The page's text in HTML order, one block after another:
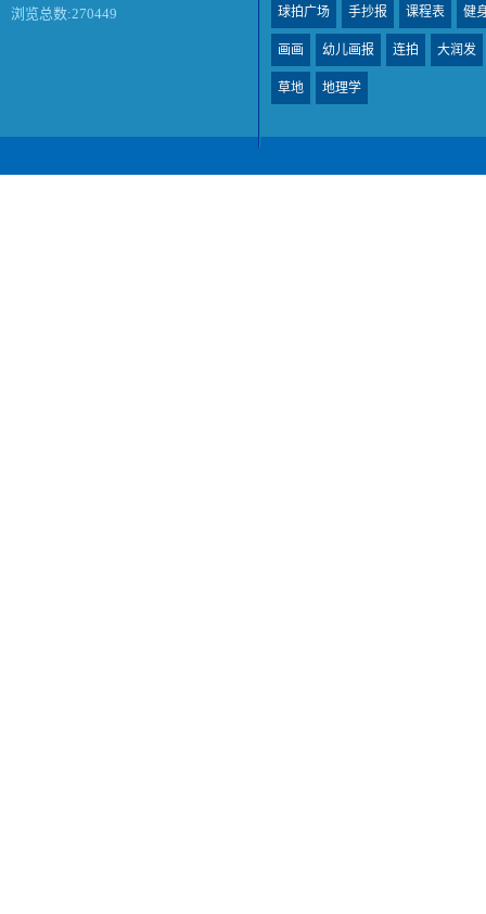
浏览总数:270449 球拍广场 手抄报 课程表 健
画画 幼儿画报 连拍 大润发
草地 地理学